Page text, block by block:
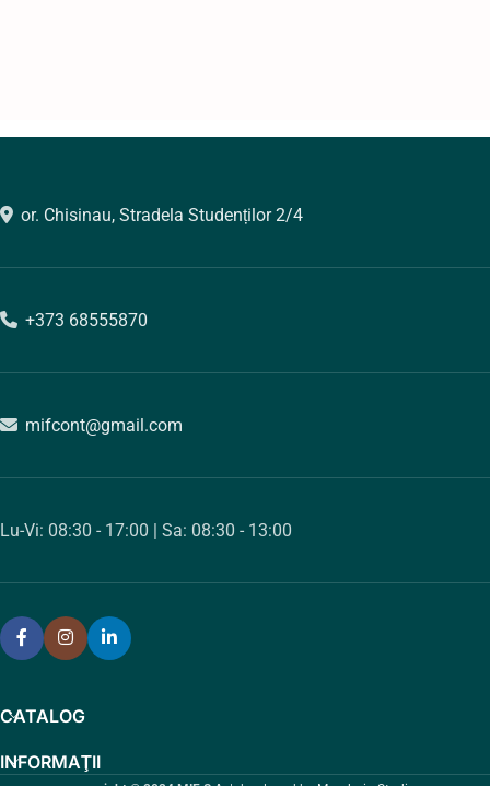
or. Chisinau, Stradela Studenților 2/4
+373 68555870
mifcont@gmail.com
Lu-Vi: 08:30 - 17:00 | Sa: 08:30 - 13:00
CATALOG
INFORMAŢII